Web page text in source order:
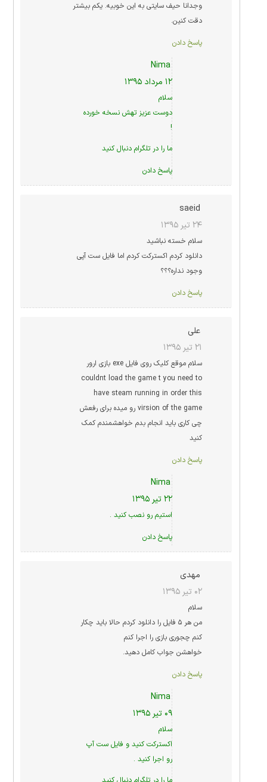
وجدانا حیف سایتی به این خوبیه. یکم بیشتر
دقت کنین.
پاسخ دادن
Nima
۱۲ مرداد ۱۳۹۵
سلام
دوست عزیز تهش نسخه خورده
!
ما را درتلگرام دنبال کنید
پاسخ دادن
saeid
۲۴ تیر ۱۳۹۵
سلام خسته نباشید
دانلود کردم اکسترکت کردم اما فایل ست آپی
وجود نداره؟؟؟
پاسخ دادن
علی
۲۱ تیر ۱۳۹۵
سلام موقع کلیک روی فایل exe بازی ارور
couldnt load the game t you need to
have steam running in order this
virsion of the game رو میده برای رفعش
چی کاری باید انجام بدم خواهشمندم کمک
کنید
پاسخ دادن
Nima
۲۲ تیر ۱۳۹۵
استیم رو نصب کنید .
پاسخ دادن
مهدی
۰۲ تیر ۱۳۹۵
سلام
من هر ۵ فایل را دانلود کردم حالا باید چکار
کنم چجوری بازی را اجرا کنم
خواهشن جواب کامل دهید.
پاسخ دادن
Nima
۰۹ تیر ۱۳۹۵
سلام
اکسترکت کنید و فایل ست آپ
رو اجرا کنید .